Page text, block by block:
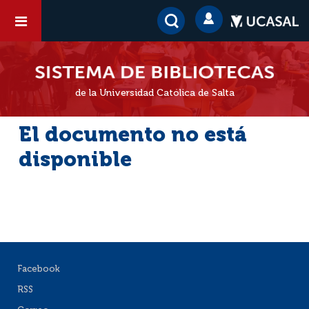
de la Universidad Católica de Salta
El documento no está
disponible
Facebook
RSS